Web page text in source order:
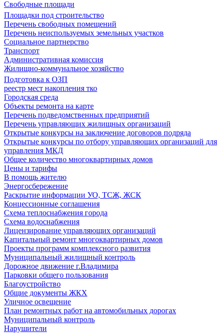
Свободные площади
Площадки под строительство
Перечень свободных помещений
Перечень неиспользуемых земельных участков
Социальное партнерство
Транспорт
Административная комиссия
Жилищно-коммунальное хозяйство
Подготовка к ОЗП
реестр мест накопления тко
Городская среда
Объекты ремонта на карте
Перечень подведомственных предприятий
Перечень управляющих жилищных организаций
Открытые конкурсы на заключение договоров подряда
Открытые конкурсы по отбору управляющих организаций для
управления МКД
Общее количество многоквартирных домов
Цены и тарифы
В помощь жителю
Энергосбережение
Раскрытие информации УО, ТСЖ, ЖСК
Концессионные соглашения
Схема теплоснабжения города
Схема водоснабжения
Лицензирование управляющих организаций
Капитальный ремонт многоквартирных домов
Проекты программ комплексного развития
Муниципальный жилищный контроль
Дорожное движение г.Владимира
Парковки общего пользования
Благоустройство
Общие документы ЖКХ
Уличное освещение
План ремонтных работ на автомобильных дорогах
Муниципальный контроль
Нарушители